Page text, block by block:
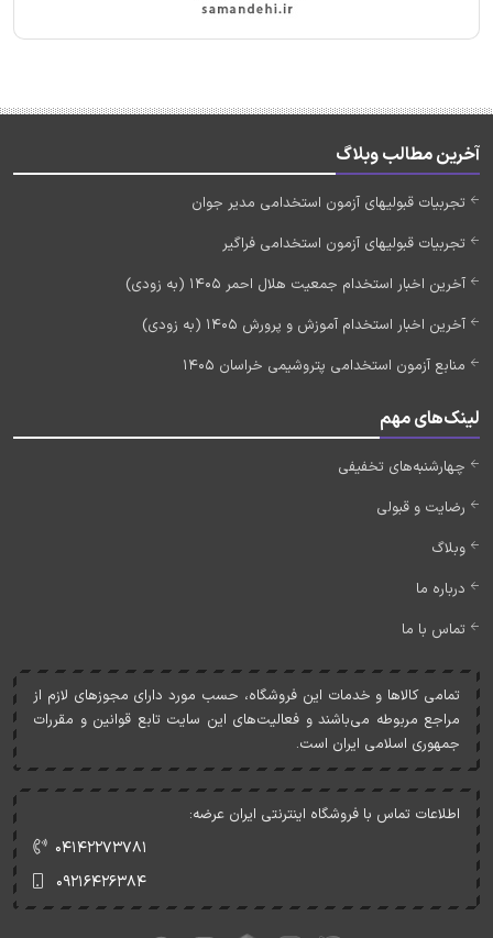
آخرین مطالب وبلاگ
تجربیات قبولیهای آزمون استخدامی مدیر جوان
تجربیات قبولیهای آزمون استخدامی فراگیر
آخرین اخبار استخدام جمعیت هلال احمر 1405 (به زودی)
آخرین اخبار استخدام آموزش و پرورش 1405 (به زودی)
منابع آزمون استخدامی پتروشیمی خراسان 1405
لینک‌های مهم
چهارشنبه‌های تخفیفی
رضایت و قبولی
وبلاگ
درباره ما
تماس با ما
تمامی کالاها و خدمات اين فروشگاه، حسب مورد دارای مجوزهای لازم از
مراجع مربوطه می‌باشند و فعاليت‌های اين سايت تابع قوانين و مقررات
جمهوری اسلامی ايران است.
اطلاعات تماس با فروشگاه اینترنتی ایران عرضه:
۰۴۱۴۲۲۷۳۷۸۱
۰۹۲۱۶۴۲۶۳۸۴